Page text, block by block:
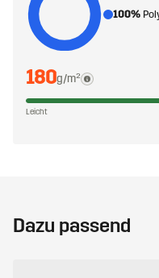
100%
180g/m²
Leicht
Dazu passend